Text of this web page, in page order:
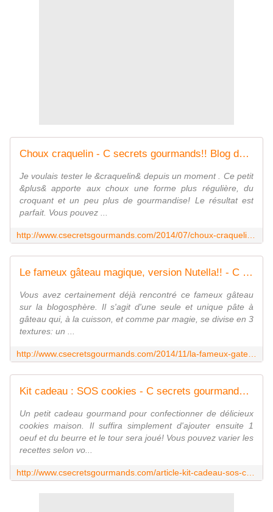
Choux craquelin - C secrets gourmands!! Blog de cuisine, recettes faciles, à préparer à l'avance, ...
Je voulais tester le &craquelin& depuis un moment . Ce petit
&plus& apporte aux choux une forme plus régulière, du
croquant et un peu plus de gourmandise! Le résultat est
parfait. Vous pouvez ...
Le fameux gâteau magique, version Nutella!! - C secrets gourmands!! Blog de cuisine, recettes faciles, à préparer à l'avance, ...
Vous avez certainement déjà rencontré ce fameux gâteau
sur la blogosphère. Il s'agit d'une seule et unique pâte à
gâteau qui, à la cuisson, et comme par magie, se divise en 3
textures: un ...
Kit cadeau : SOS cookies - C secrets gourmands!! Blog de cuisine, recettes faciles, à préparer à l'avance, ...
Un petit cadeau gourmand pour confectionner de délicieux
cookies maison. Il suffira simplement d'ajouter ensuite 1
oeuf et du beurre et le tour sera joué! Vous pouvez varier les
recettes selon vo...